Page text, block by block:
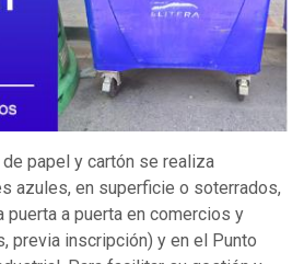
papel y cartón se realiza
azules, en superficie o soterrados,
puerta a puerta en comercios y
previa inscripción) y en el Punto